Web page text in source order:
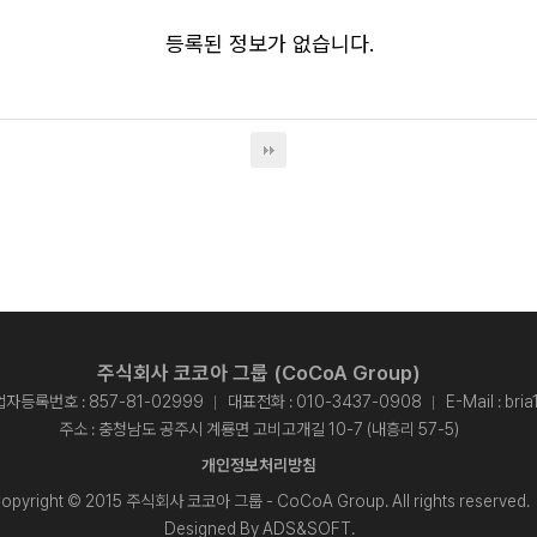
등록된 정보가 없습니다.
주식회사 코코아 그룹 (CoCoA Group)
자등록번호 : 857-81-02999 대표전화 : 010-3437-0908 E-Mail :
주소 : 충청남도 공주시 계룡면 고비고개길 10-7 (내흥리 57-5)
개인정보처리방침
© 2015 주식회사 코코아 그룹 - CoCoA Group. All rights reserved.
Designed ByADS&SOFT.